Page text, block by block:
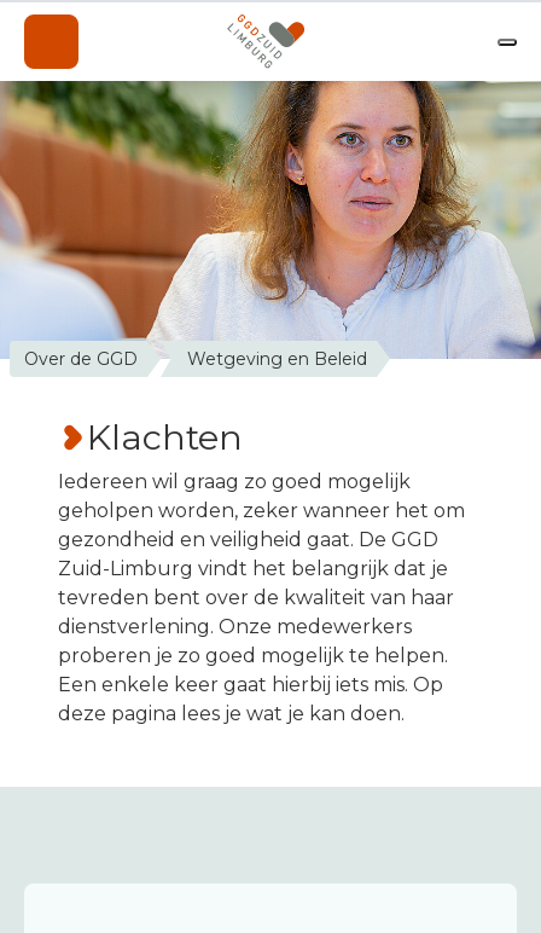
Professionals
Over de GGD
A-Z
Contact
Nieuws
Werken bij de GGD
Melding maken
Over de GGD Wetgeving en Beleid
Klachten
Iedereen wil graag zo goed mogelijk
geholpen worden, zeker wanneer het om
gezondheid en veiligheid gaat. De GGD
Zuid-Limburg vindt het belangrijk dat je
tevreden bent over de kwaliteit van haar
dienstverlening. Onze medewerkers
proberen je zo goed mogelijk te helpen.
Een enkele keer gaat hierbij iets mis. Op
deze pagina lees je wat je kan doen.